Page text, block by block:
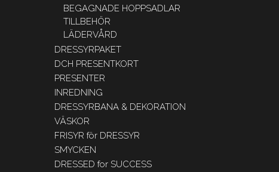
BEGAGNADE HOPPSADLAR
TILLBEHÖR
LÄDERVÅRD
DRESSYRPAKET
DCH PRESENTKORT
PRESENTER
INREDNING
DRESSYRBANA & DEKORATION
VÄSKOR
FRISYR för DRESSYR
SMYCKEN
DRESSED for SUCCESS